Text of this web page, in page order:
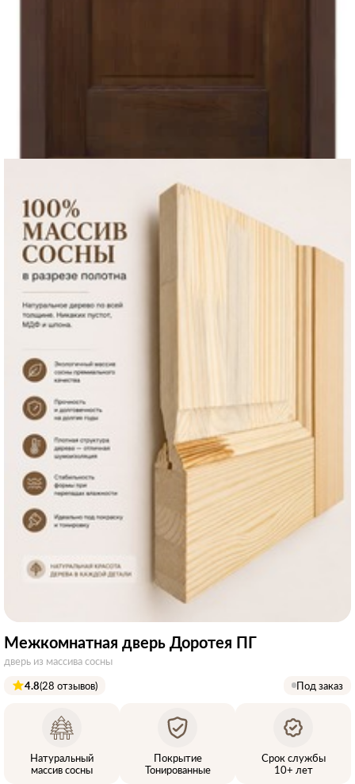
Межкомнатная дверь Доротея ПГ
дверь из массива сосны
4.8(28 отзывов) Под заказ
Натуральный
массив сосны
Покрытие
Тонированные
Срок службы
10+ лет